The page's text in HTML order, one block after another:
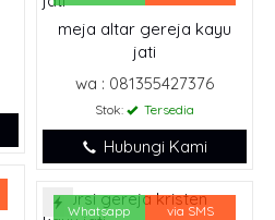
meja altar gereja kayu
jati
wa : 081355427376
Stok: Tersedia
Hubungi Kami
Whatsapp via SMS